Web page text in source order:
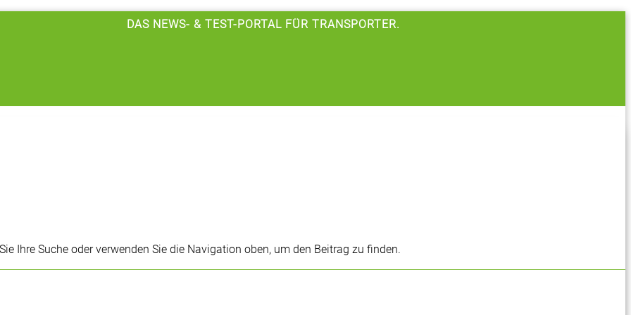
DAS NEWS- & TEST-PORTAL FÜR TRANSPORTER.
Ihre Suche oder verwenden Sie die Navigation oben, um den Beitrag zu finden.